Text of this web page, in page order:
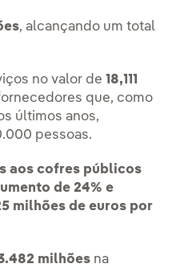
, alcançando um total
no valor de 18,111
que, como
últimos anos,
pessoas.
aos cofres públicos
de 24% e
milhões de euros por
milhões na